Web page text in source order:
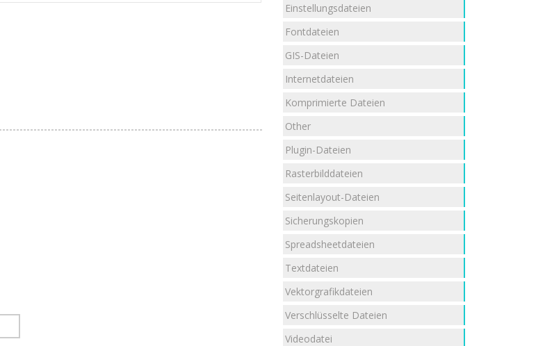
Einstellungsdateien
Fontdateien
GIS-Dateien
Internetdateien
Komprimierte Dateien
Other
Plugin-Dateien
Rasterbilddateien
Seitenlayout-Dateien
Sicherungskopien
Spreadsheetdateien
Textdateien
Vektorgrafikdateien
Verschlüsselte Dateien
Videodatei